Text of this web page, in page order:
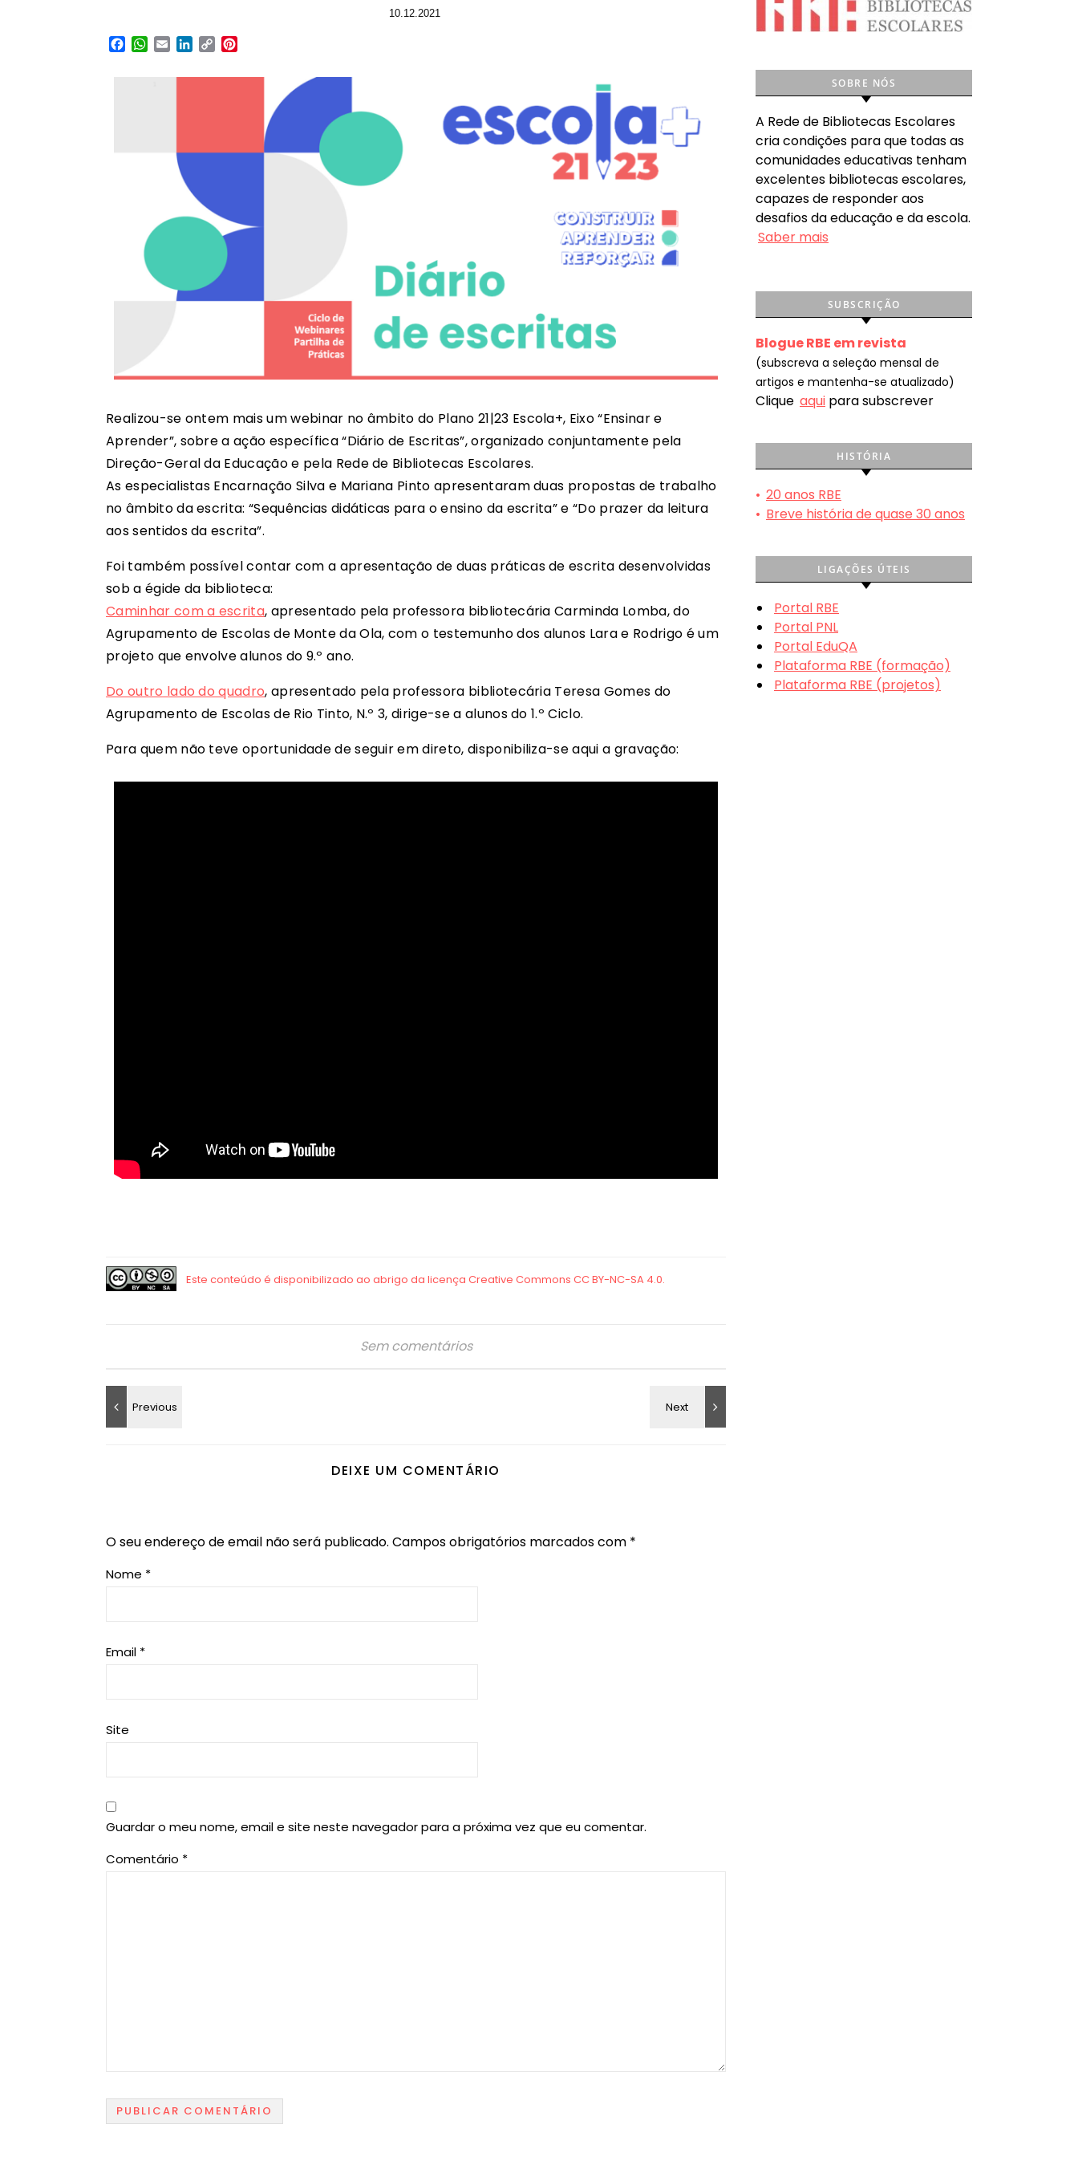
10.12.2021
Facebook
WhatsApp
EmailLinkedIn
Copy
Realizou-se ontem mais um webinar no âmbito do Plano 21|23 Escola+, Eixo “Ensinar e
Aprender”, sobre a ação específica “Diário de Escritas”, organizado conjuntamente pela
Direção-Geral da Educação e pela Rede de Bibliotecas Escolares.
As especialistas Encarnação Silva e Mariana Pinto apresentaram duas propostas de trabalho
no âmbito da escrita: “Sequências didáticas para o ensino da escrita” e “Do prazer da leitura
aos sentidos da escrita”.
Foi também possível contar com a apresentação de duas práticas de escrita desenvolvidas
sob a égide da biblioteca:
Caminhar com a escrita, apresentado pela professora bibliotecária Carminda Lomba, do
Agrupamento de Escolas de Monte da Ola, com o testemunho dos alunos Lara e Rodrigo é um
projeto que envolve alunos do 9.º ano.
Do outro lado do quadro, apresentado pela professora bibliotecária Teresa Gomes do
Agrupamento de Escolas de Rio Tinto, N.º 3, dirige-se a alunos do 1.º Ciclo.
Para quem não teve oportunidade de seguir em direto, disponibiliza-se aqui a gravação:
Sem comentários
DEIXE UM COMENTÁRIO
O seu endereço de email não será publicado. Campos obrigatórios marcados com *
Nome *
Email *
Site
Guardar o meu nome, email e site neste navegador para a próxima vez que eu comentar.
Comentário *
SOBRE NÓS
A Rede de Bibliotecas Escolares
cria condições para que todas as
comunidades educativas tenham
excelentes bibliotecas escolares,
capazes de responder aos
desafios da educação e da escola.
Saber mais
SUBSCRIÇÃO
Blogue RBE em revista
(subscreva a seleção mensal de
artigos e mantenha-se atualizado)
Clique aqui para subscrever
HISTÓRIA
• 20 anos RBE
• Breve história de quase 30 anos
LIGAÇÕES ÚTEIS
Portal RBE
Portal PNL
Portal EduQA
Plataforma RBE (formação)
Plataforma RBE (projetos)